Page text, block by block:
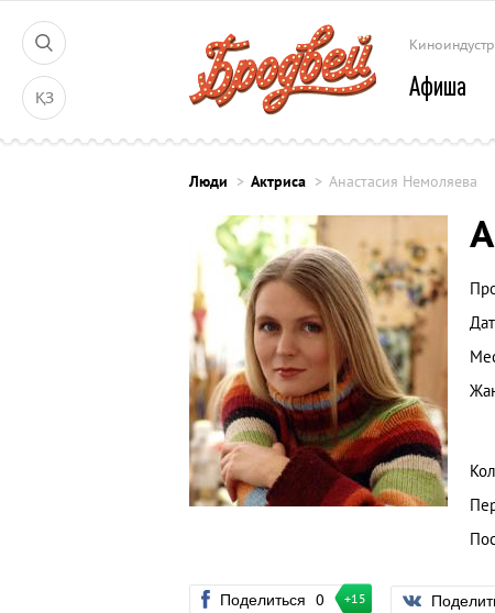
ҚЗ Афиша
Люди Актриса Анастасия Немоляева
Поделиться 0 +15